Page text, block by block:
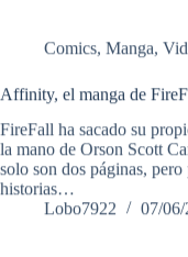
Comics, Manga,
Affinity, el manga de
FireFall ha sacado su
la mano de Orson Scott
solo son dos páginas,
historias…
Lobo7922
07/06/